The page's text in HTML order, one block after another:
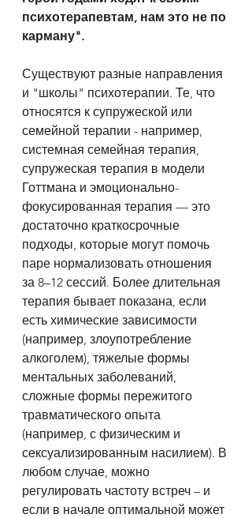
психотерапевтам, нам это не по
карману".
Существуют разные направления
и "школы" психотерапии. Те, что
относятся к супружеской или
семейной терапии - например,
системная семейная терапия,
супружеская терапия в модели
Готтмана и эмоционально-
фокусированная терапия — это
достаточно краткосрочные
подходы, которые могут помочь
паре нормализовать отношения
за 8–12 сессий. Более длительная
терапия бывает показана, если
есть химические зависимости
(например, злоупотребление
алкоголем), тяжелые формы
ментальных заболеваний,
сложные формы пережитого
травматического опыта
(например, с физическим и
сексуализированным насилием). В
любом случае, можно
регулировать частоту встреч – и
если в начале оптимальной может